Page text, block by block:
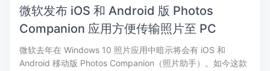
微软发布 iOS 和 Android 版 Photos
Companion 应用方便传输照片至 PC
微软去年在 Windows 10 照片应用中暗示将会有 iOS 和
Android 移动版 Photos Companion（照片助手）。如今这款